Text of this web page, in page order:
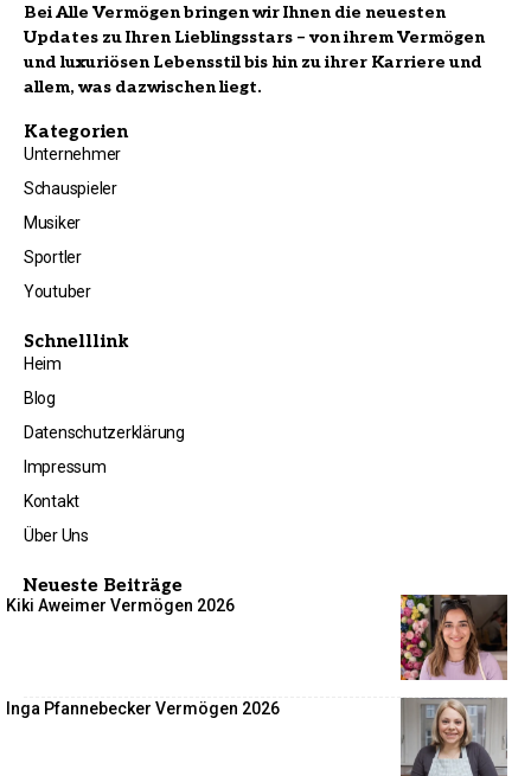
Bei Alle Vermögen bringen wir Ihnen die neuesten
Updates zu Ihren Lieblingsstars – von ihrem Vermögen
und luxuriösen Lebensstil bis hin zu ihrer Karriere und
allem, was dazwischen liegt.
Kategorien
Unternehmer
Schauspieler
Musiker
Sportler
Youtuber
Schnelllink
Heim
Blog
Datenschutzerklärung
Impressum
Kontakt
Über Uns
Neueste Beiträge
Kiki Aweimer Vermögen 2026
Inga Pfannebecker Vermögen 2026